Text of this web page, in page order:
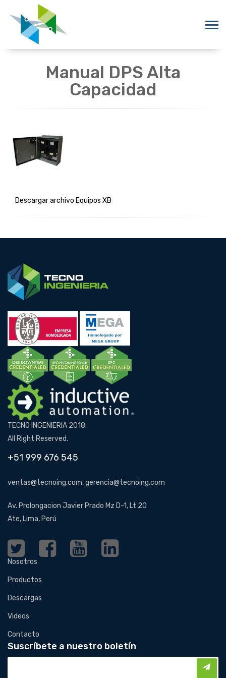
Manual DPS Alta
Capacidad
Descargar archivo Equipos XB
TECNO INGENIERIA 2018.
All Right Reserved.
+51 999 676 545
ventas@tecnoing.com, gerencia@tecnoing.com
Av. Prolongacion Javier Prado Mz D-1, Lt 20
Ate, Lima, Perú
Nosotros
Productos
Descargas
Videos
Contacto
Suscríbete a nuestro boletín